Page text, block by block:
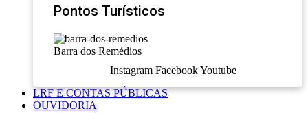
Pontos Turísticos
Barra dos Remédios
Instagram Facebook Youtube
LRF E CONTAS PÚBLICAS
OUVIDORIA